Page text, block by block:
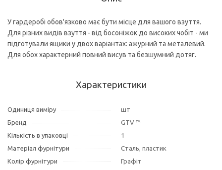
У гардеробі обов'язково має бути місце для вашого взуття.
Для різних видів взуття - від босоніжок до високих чобіт - ми
підготували ящики у двох варіантах: ажурний та металевий.
Для обох характерний повний висув та безшумний дотяг.
Характеристики
Одиниця виміру
шт
Бренд
GTV ™
Кількість в упаковці
1
Матеріал фурнітури
Сталь, пластик
Колір фурнітури
Графіт